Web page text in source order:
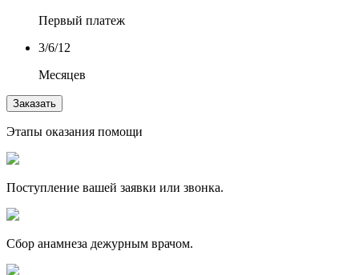
Первый платеж
3/6/12
Месяцев
Заказать
Этапы оказания помощи
Поступление вашей заявки или звонка.
Сбор анамнеза дежурным врачом.